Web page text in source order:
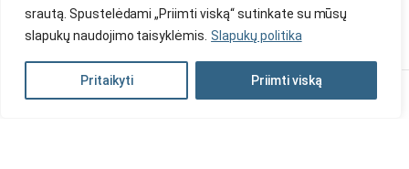
srautą. Spustelėdami „Priimti viską“ sutinkate su mūsų
slapukų naudojimo taisyklėmis. Slapukų politika
Pritaikyti Priimti viską
2024 © Visos teisės saugomos. Be TauBaldai.lt sutikimo draudžiama
Asmens duomenų tvarkymas Privatumo politika